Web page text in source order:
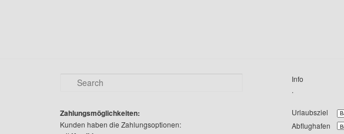
r
c
Zahlungsmöglichkeiten:
Kunden haben die Zahlungsoptionen:
Info
.
Urlaubsziel
Abflughafen